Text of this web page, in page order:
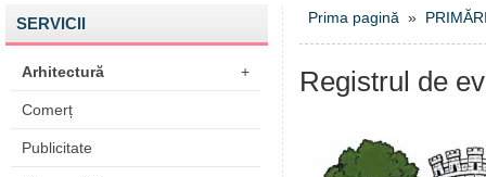
SERVICII
Arhitectură +
Comerț
Publicitate
Prima pagină »
Registrul de